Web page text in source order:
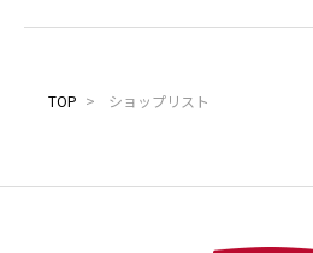
TOP > ショップリスト